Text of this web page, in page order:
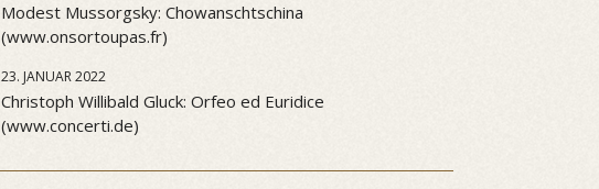
Modest Mussorgsky: Chowanschtschina
(www.onsortoupas.fr)
23. JANUAR 2022
Christoph Willibald Gluck: Orfeo ed Euridice
(www.concerti.de)